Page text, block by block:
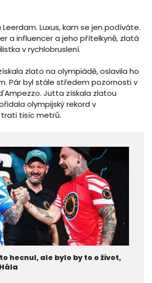
Luxus, kam se jen podíváte.
a influencer a jeho přítelkyně, zlatá
v rychlobruslení.
zlato na olympiádě, oslavila ho
Pár byl stále středem pozornosti v
Jutta získala zlatou
olympijský rekord v
trati tisíc metrů.
hecnul, ale bylo by to o život,